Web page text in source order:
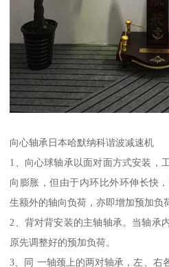
向心轴承日本哈默纳科谐波减速机
1、向心球轴承以面对面方式安装，
向膨胀，但由于内环比外环伸长快
生额外的轴向负荷，亦即增加预加负
2、背对背安装的主轴轴承。当轴承
原先调整好的预加负荷。
3、同 一轴颈上的两对轴承，左、右